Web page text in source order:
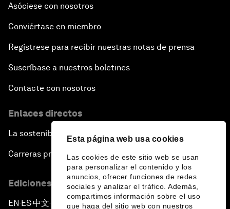
Esta página web usa cookies
Las cookies de este sitio web se usan
para personalizar el contenido y los
anuncios, ofrecer funciones de redes
sociales y analizar el tráfico. Además,
compartimos información sobre el uso
que haga del sitio web con nuestros
Asóciese con nosotros
Conviértase en miembro
Regístrese para recibir nuestras notas de prensa
Suscríbase a nuestros boletines
Contacte con nosotros
Enlaces directos
La sostenibilidad en el Foro
Carreras profesionales
Ediciones en otros idiomas
EN ▪ES▪中文▪ 日本語